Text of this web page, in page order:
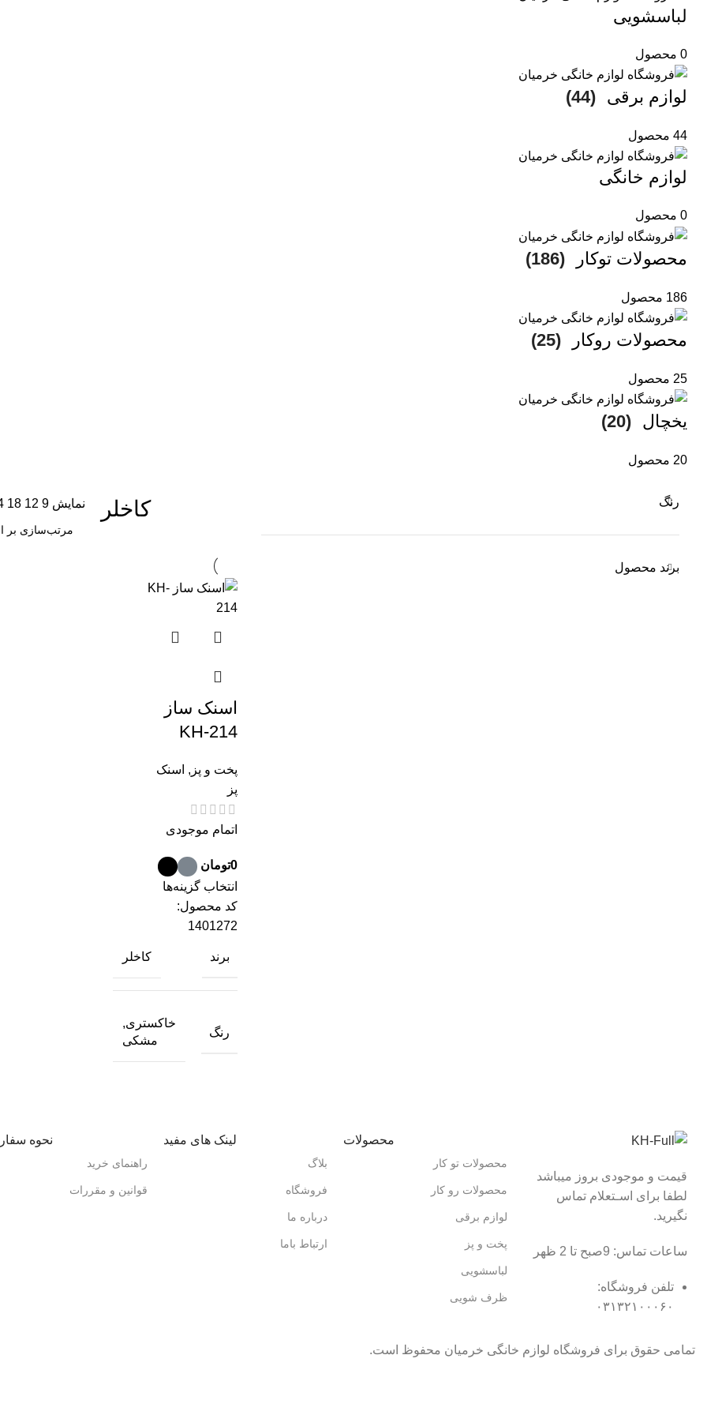
لباسشویی
0 محصول
لوازم برقی (44)
44 محصول
لوازم خانگی
0 محصول
محصولات توکار (186)
186 محصول
محصولات روکار (25)
25 محصول
یخچال (20)
20 محصول
رنگ
برند محصول
کاخلر نمایش9
12
18
اسنک ساز
KH-214
پخت و پز , اسنک
پز
اتمام موجودی
0تومان
انتخاب گزینه‌ها
کد محصول:
1401272
برند کاخلر
رنگ
خاکستری,
مشکی
قیمت و موجودی بروز میباشد
لطفا برای اسـتعلام تماس
نگیرید.
ساعات تماس: 9صبح تا 2 ظهر
تلفن فروشگاه:
۰۳۱۳۲۱۰۰۰۶۰
محصولات
محصولات تو کار
محصولات رو کار
لوازم برقی
پخت و پز
لباسشویی
ظرف شویی
لینک های مفید
بلاگ
فروشگاه
درباره ما
ارتباط باما
نحوه
راهنمای خرید
قوانین و مقررات
تمامی حقوق برای فروشگاه لوازم خانگی خرمیان محفوظ است.